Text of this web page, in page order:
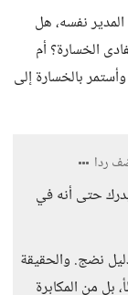
نفسه، هل
الخسارة؟ أم
بالخسارة إلى
ردا
حتى أنه في
نضج. والحقيقة
بل من المكابرة